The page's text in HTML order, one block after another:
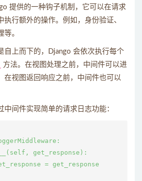
提供的一种钩子机制，它可以在请求
执行额外的操作。例如，身份验证、
等。
自上而下的，Django 会依次执行每个
方法。在视图处理之前，中间件可以进
在视图返回响应之前，中间件也可以
中间件实现简单的请求日志功能：
get_response):
= get_response